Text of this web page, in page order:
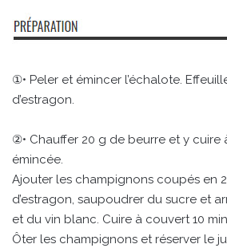
①• Peler et émincer l’échalote.
d’estragon.
②• Chauffer 20 g de beurre et y cuire
émincée.
Ajouter les champignons coupés en
d’estragon, saupoudrer du sucre et
et du vin blanc. Cuire à couvert 10
Ôter les champignons et réserver le